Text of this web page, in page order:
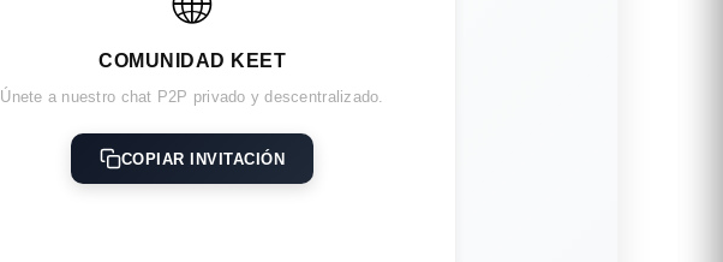
COMUNIDAD KEET
Únete a nuestro chat P2P privado y descentralizado.
COPIAR INVITACIÓN